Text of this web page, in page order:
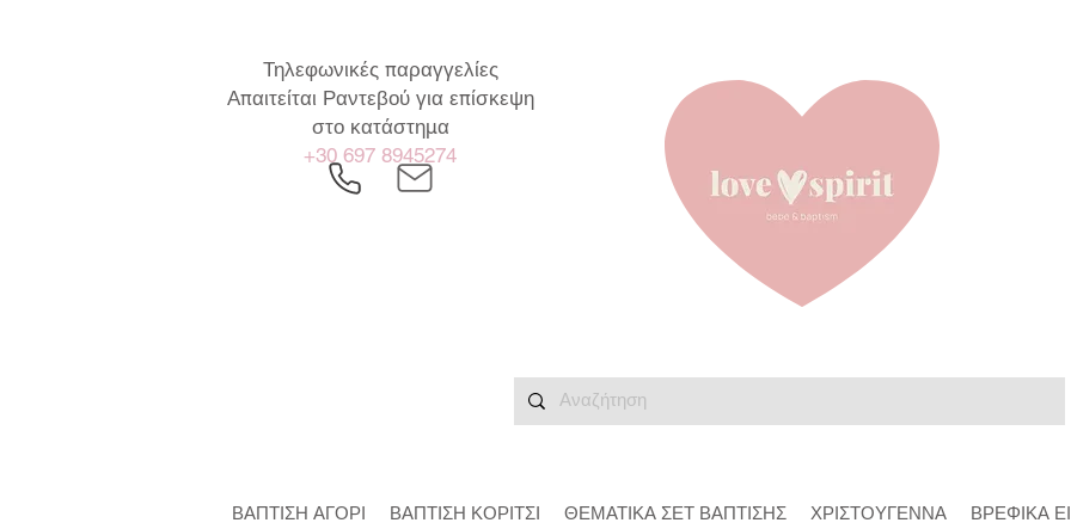
Τηλεφωνικές παραγγελίες
Απαιτείται Ραντεβού για επίσκεψη
στο κατάστημα
+30 697 8945274
ΒΑΠΤΙΣΗ ΑΓΟΡΙ ΒΑΠΤΙΣΗ ΚΟΡΙΤΣΙ ΘΕΜΑΤΙΚΑ ΣΕΤ ΒΑΠΤΙΣΗΣ ΧΡΙΣΤΟΥΓΕΝΝΑ ΒΡΕΦΙΚΑ